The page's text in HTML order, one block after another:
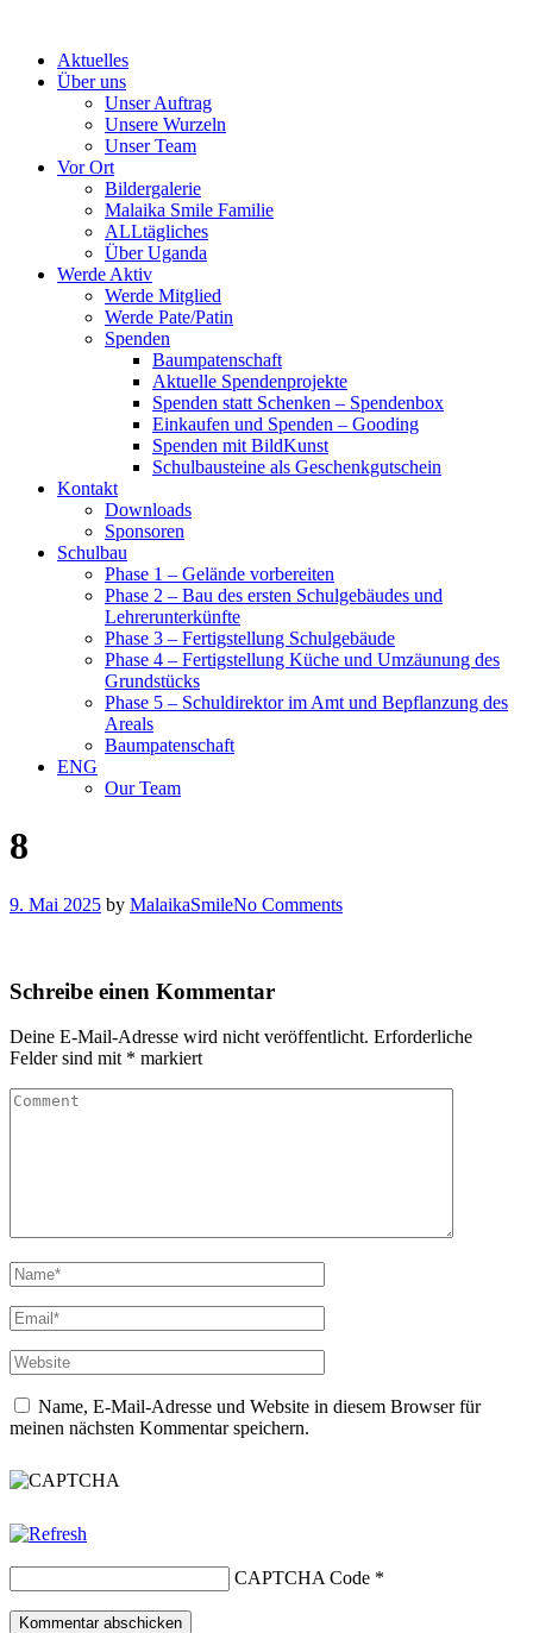
contentAktuelles
Über uns
Unser Auftrag
Unsere Wurzeln
Unser Team
Vor Ort
Bildergalerie
Malaika Smile Familie
ALLtägliches
Über Uganda
Werde Aktiv
Werde Mitglied
Werde Pate/Patin
Spenden
Baumpatenschaft
Aktuelle Spendenprojekte
Spenden statt Schenken – Spendenbox
Einkaufen und Spenden – Gooding
Spenden mit BildKunst
Schulbausteine als Geschenkgutschein
Kontakt
Downloads
Sponsoren
Schulbau
Phase 1 – Gelände vorbereiten
Phase 2 – Bau des ersten Schulgebäudes und
Lehrerunterkünfte
Phase 3 – Fertigstellung Schulgebäude
Phase 4 – Fertigstellung Küche und Umzäunung des
Grundstücks
Phase 5 – Schuldirektor im Amt und Bepflanzung des
Areals
Baumpatenschaft
ENG
Our Team
8
9. Mai 2025 by MalaikaSmileNo Comments
Schreibe einen Kommentar
Deine E-Mail-Adresse wird nicht veröffentlicht. Erforderliche
Felder sind mit * markiert
Name, E-Mail-Adresse und Website in diesem Browser für
meinen nächsten Kommentar speichern.
CAPTCHA Code *